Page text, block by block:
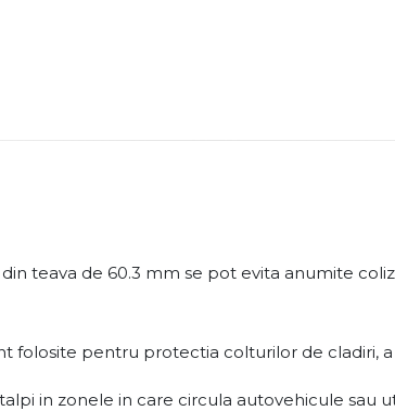
teava de 60.3 mm se pot evita anumite
pentru protectia colturilor de cladiri,
in zonele in care circula autovehicule sau